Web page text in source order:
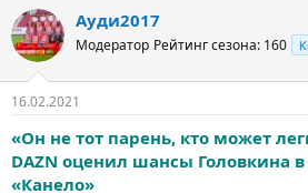
Ауди2017
Модератор Рейтинг сезона: 160
16.02.2021
«Он не тот парень, кто может
DAZN оценил шансы Головкина
«Канело»